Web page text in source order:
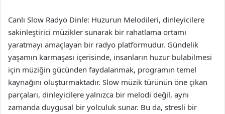
Canlı Slow Radyo Dinle: Huzurun Melodileri, dinleyicilere
sakinleştirici müzikler sunarak bir rahatlama ortamı
yaratmayı amaçlayan bir radyo platformudur. Gündelik
yaşamın karmaşası içerisinde, insanların huzur bulabilmesi
için müziğin gücünden faydalanmak, programın temel
kaynağını oluşturmaktadır. Slow müzik türünün öne çıkan
parçaları, dinleyicilere yalnızca bir melodi değil, aynı
zamanda duygusal bir yolculuk sunar. Bu da, stresli bir